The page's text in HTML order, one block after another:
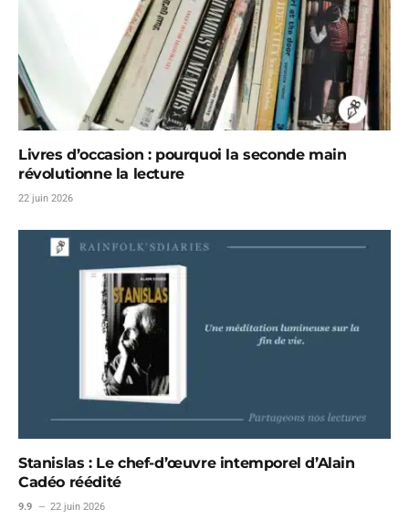
Livres d’occasion : pourquoi la seconde main
révolutionne la lecture
22 juin 2026
Stanislas : Le chef-d’œuvre intemporel d’Alain
Cadéo réédité
9.9 22 juin 2026